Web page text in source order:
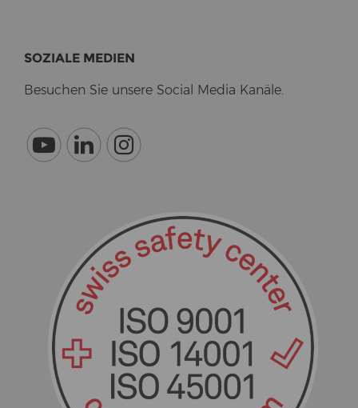
SO­ZIA­LE ME­DI­EN
Be­su­chen Sie un­se­re So­cial Media Ka­nä­le.